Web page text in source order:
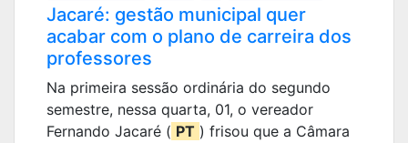
Jacaré: gestão municipal quer
acabar com o plano de carreira dos
professores
Na primeira sessão ordinária do segundo
semestre, nessa quarta, 01, o vereador
Fernando Jacaré ( PT ) frisou que a Câmara